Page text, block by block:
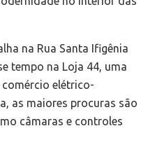
na Rua Santa Ifigênia
tempo na Loja 44, uma
elétrico-
as maiores procuras são
câmaras e controles